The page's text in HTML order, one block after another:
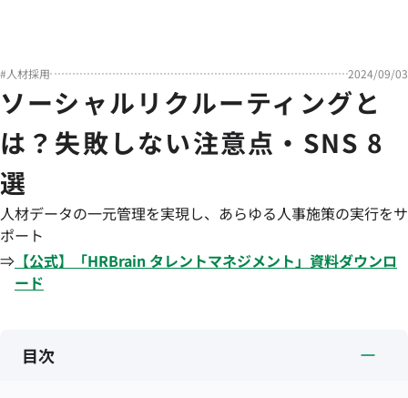
#人材採用 2024/09/03
ソーシャルリクルーティングと
は？失敗しない注意点・SNS 8
選
人材データの一元管理を実現し、あらゆる人事施策の実行をサ
ポート
⇒ 【公式】「HRBrain タレントマネジメント」資料ダウンロ
ード
目次